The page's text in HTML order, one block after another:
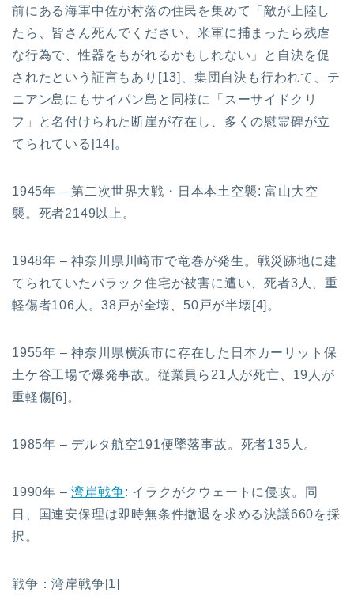
前にある海軍中佐が村落の住民を集めて「敵が上陸し
たら、皆さん死んでください、米軍に捕まったら残虐
な行為で、性器をもがれるかもしれない」と自決を促
されたという証言もあり[13]、集団自決も行われて、テ
ニアン島にもサイパン島と同様に「スーサイドクリ
フ」と名付けられた断崖が存在し、多くの慰霊碑が立
てられている[14]。
1945年 – 第二次世界大戦・日本本土空襲: 富山大空
襲。死者2149以上。
1948年 – 神奈川県川崎市で竜巻が発生。戦災跡地に建
てられていたバラック住宅が被害に遭い、死者3人、重
軽傷者106人。38戸が全壊、50戸が半壊[4]。
1955年 – 神奈川県横浜市に存在した日本カーリット保
土ケ谷工場で爆発事故。従業員ら21人が死亡、19人が
重軽傷[6]。
1985年 – デルタ航空191便墜落事故。死者135人。
1990年 –湾岸戦争: イラクがクウェートに侵攻。同
日、国連安保理は即時無条件撤退を求める決議660を採
択。
戦争：湾岸戦争[1]